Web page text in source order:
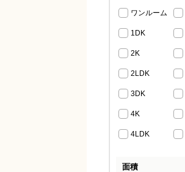
ワンルーム
1DK
2K
2LDK
3DK
4K
4LDK
面積